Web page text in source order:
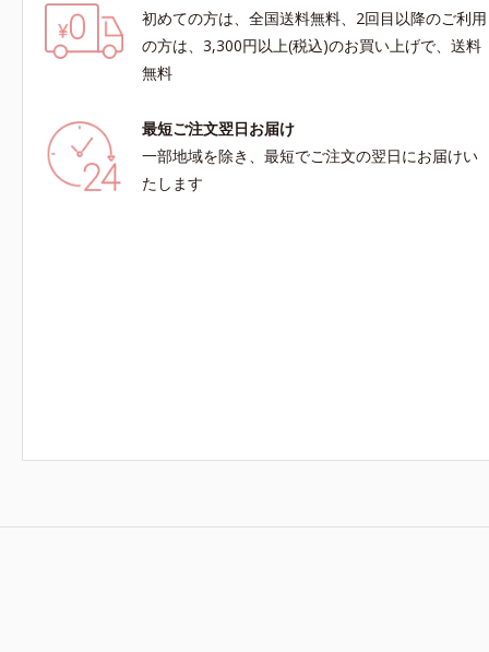
初めての方は、全国送料無料、2回目以降のご利用
の方は、3,300円以上(税込)のお買い上げで、送料
無料
最短ご注文翌日お届け
一部地域を除き、最短でご注文の翌日にお届けい
たします